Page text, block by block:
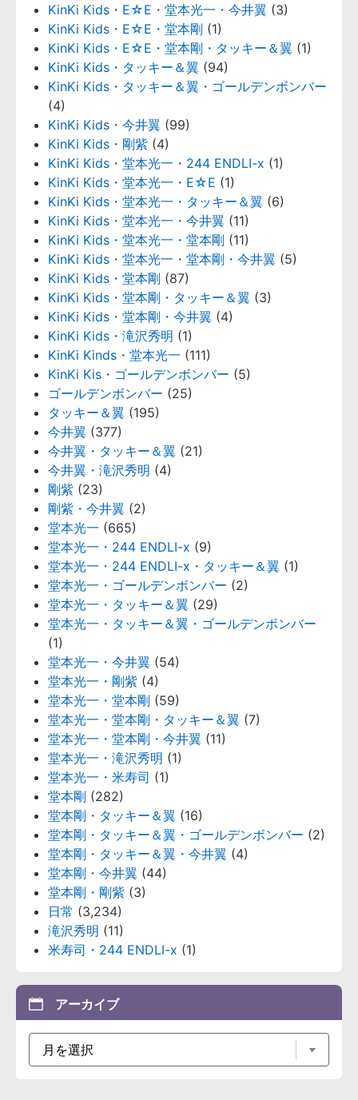
KinKi Kids・E☆E・堂本光一・今井翼 (3)
KinKi Kids・E☆E・堂本剛 (1)
KinKi Kids・E☆E・堂本剛・タッキー＆翼 (1)
KinKi Kids・タッキー＆翼 (94)
KinKi Kids・タッキー＆翼・ゴールデンボンバー
(4)
KinKi Kids・今井翼 (99)
KinKi Kids・剛紫 (4)
KinKi Kids・堂本光一・244 ENDLI-x (1)
KinKi Kids・堂本光一・E☆E (1)
KinKi Kids・堂本光一・タッキー＆翼 (6)
KinKi Kids・堂本光一・今井翼 (11)
KinKi Kids・堂本光一・堂本剛 (11)
KinKi Kids・堂本光一・堂本剛・今井翼 (5)
KinKi Kids・堂本剛 (87)
KinKi Kids・堂本剛・タッキー＆翼 (3)
KinKi Kids・堂本剛・今井翼 (4)
KinKi Kids・滝沢秀明 (1)
KinKi Kinds・堂本光一 (111)
KinKi Kis・ゴールデンボンバー (5)
ゴールデンボンバー (25)
タッキー＆翼 (195)
今井翼 (377)
今井翼・タッキー＆翼 (21)
今井翼・滝沢秀明 (4)
剛紫 (23)
剛紫・今井翼 (2)
堂本光一 (665)
堂本光一・244 ENDLI-x (9)
堂本光一・244 ENDLI-x・タッキー＆翼 (1)
堂本光一・ゴールデンボンバー (2)
堂本光一・タッキー＆翼 (29)
堂本光一・タッキー＆翼・ゴールデンボンバー
(1)
堂本光一・今井翼 (54)
堂本光一・剛紫 (4)
堂本光一・堂本剛 (59)
堂本光一・堂本剛・タッキー＆翼 (7)
堂本光一・堂本剛・今井翼 (11)
堂本光一・滝沢秀明 (1)
堂本光一・米寿司 (1)
堂本剛 (282)
堂本剛・タッキー＆翼 (16)
堂本剛・タッキー＆翼・ゴールデンボンバー (2)
堂本剛・タッキー＆翼・今井翼 (4)
堂本剛・今井翼 (44)
堂本剛・剛紫 (3)
日常 (3,234)
滝沢秀明 (11)
米寿司・244 ENDLI-x (1)
アーカイブ